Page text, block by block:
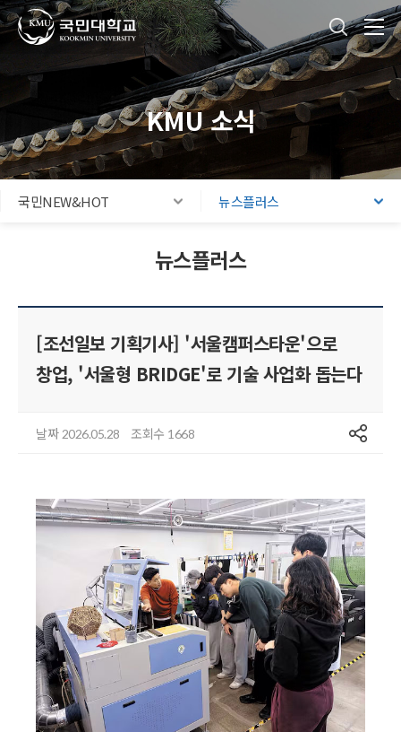
주메뉴 바로가기
본문내용 바로가기
푸터 바로가기
국민대학교
KMU 소식
국민NEW&HOT 뉴스플러스
뉴스플러스
[조선일보 기획기사] '서울캠퍼스타운'으로
창업, '서울형 BRIDGE'로 기술 사업화 돕는다
날짜 2026.05.28 조회수 1668 공유